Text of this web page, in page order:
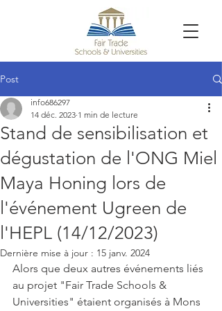
Post
Stand de sensibilisation et
dégustation de l'ONG Miel
Maya Honing lors de
l'événement Ugreen de
l'HEPL (14/12/2023)
info686297
14 déc. 2023 1 min de lecture
Dernière mise à jour : 15 janv. 2024
Alors que deux autres événements liés
au projet "Fair Trade Schools &
Universities" étaient organisés à Mons